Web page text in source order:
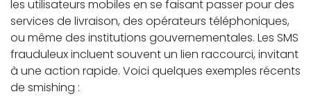
les utilisateurs mobiles en se faisant passer pour des
services de livraison, des opérateurs téléphoniques,
ou même des institutions gouvernementales. Les SMS
frauduleux incluent souvent un lien raccourci, invitant
à une action rapide. Voici quelques exemples récents
de smishing :